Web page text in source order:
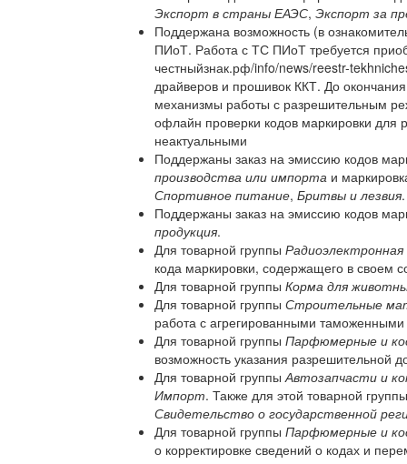
Экспорт в страны ЕАЭС, Экспорт за
Поддержана возможность (в
ПИоТ. Работа с ТС ПИоТ требуется
честныйзнак.рф/info/news/reestr-
драйверов и прошивок ККТ. До
механизмы работы с разрешительным
офлайн проверки кодов маркировки для
неактуальными
Поддержаны заказ на эмиссию кодов
производства или импорта и
Спортивное питание, Бритвы и лезвия.
Поддержаны заказ на эмиссию кодов
продукция.
Для товарной группы Радиоэлектронная
кода маркировки, содержащего в своем
Для товарной группы Корма для
Для товарной группы Строительные
работа с агрегированными
Для товарной группы Парфюмерные и
возможность указания разрешительной
Для товарной группыАвтозапчасти и
Импорт. Также для этой товарной
Свидетельство о государственной
Для товарной группы Парфюмерные и
о корректировке сведений о кодах и